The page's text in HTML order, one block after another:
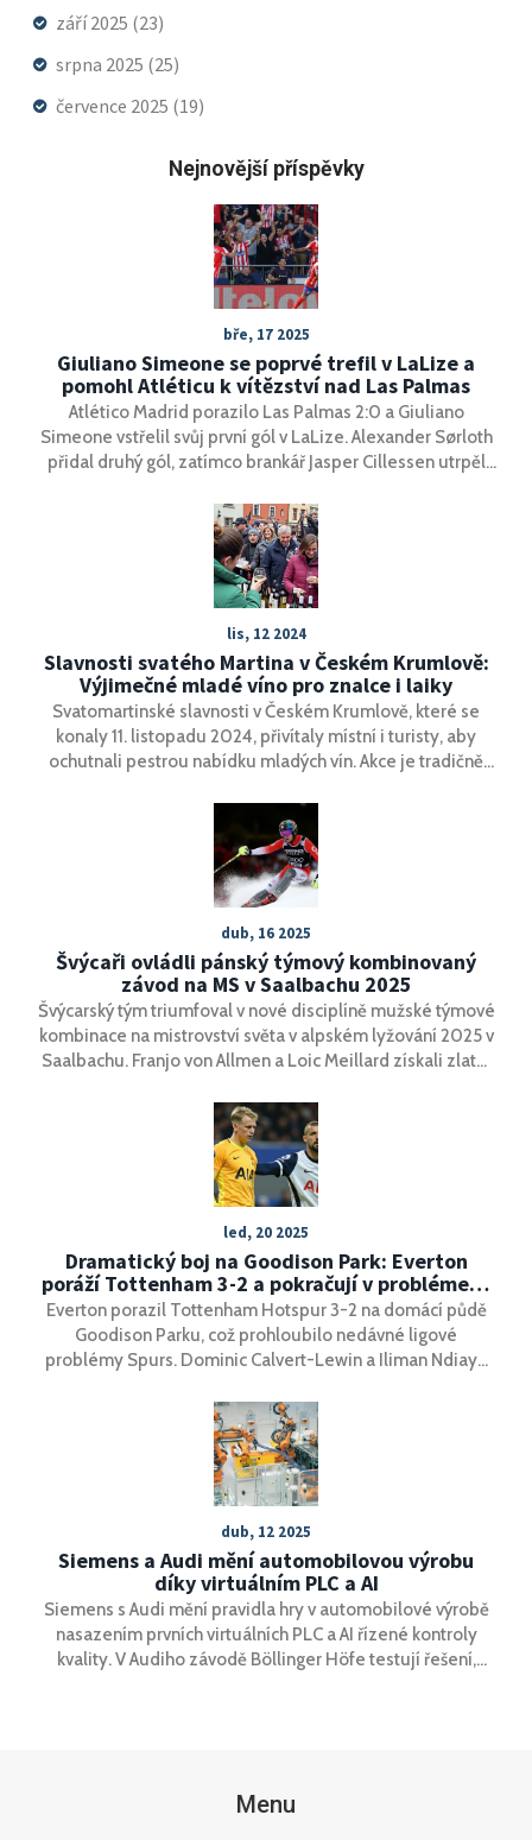
září 2025 (23)
srpna 2025 (25)
července 2025 (19)
Nejnovější příspěvky
bře, 17 2025
Giuliano Simeone se poprvé trefil v LaLize a
pomohl Atléticu k vítězství nad Las Palmas
Atlético Madrid porazilo Las Palmas 2:0 a Giuliano
Simeone vstřelil svůj první gól v LaLize. Alexander Sørloth
přidal druhý gól, zatímco brankář Jasper Cillessen utrpěl
trenér Las Palmas pocítil porážku. Utkání bylo
poznamenáno rozhodnutím VAR a střelou Antoina
Griezmanna, která skončila na břevně.
lis, 12 2024
Slavnosti svatého Martina v Českém Krumlově:
Výjimečné mladé víno pro znalce i laiky
Svatomartinské slavnosti v Českém Krumlově, které se
konaly 11. listopadu 2024, přivítaly místní i turisty, aby
ochutnali pestrou nabídku mladých vín. Akce je tradičně
první ochutnávkou vína roku. I když svatý Martin letos na
bílém koni nedorazil, ceremonie odhalení vína na náměstí
Svornosti nabídla návštěvníkům přehled kvality a
rozmanitosti místních vinařů.
dub, 16 2025
Švýcaři ovládli pánský týmový kombinovaný
závod na MS v Saalbachu 2025
Švýcarský tým triumfoval v nové disciplíně mužské týmové
kombinace na mistrovství světa v alpském lyžování 2025 v
Saalbachu. Franjo von Allmen a Loic Meillard získali zlato.
rakouské týmy čelily obtížím. Nová disciplína debutuje na
olympiádě 2026.
led, 20 2025
Dramatický boj na Goodison Park: Everton
poráží Tottenham 3-2 a pokračují v problémech
Spurs v lize
Everton porazil Tottenham Hotspur 3-2 na domácí půdě
Goodison Parku, což prohloubilo nedávné ligové
problémy Spurs. Dominic Calvert-Lewin a Iliman Ndiaye
Archieho Graye zpečetil osud Tottenhamu před koncem
prvního poločasu. Přestože Spurs zlepšili hru ve druhé
půli a vstřelili dva góly, na zvrat to nestačilo a tlak na
manažera Ange Postecogloua roste.
dub, 12 2025
Siemens a Audi mění automobilovou výrobu
díky virtuálním PLC a AI
Siemens s Audi mění pravidla hry v automobilové výrobě
nasazením prvních virtuálních PLC a AI řízené kontroly
kvality. V Audiho závodě Böllinger Höfe testují řešení,
Menu